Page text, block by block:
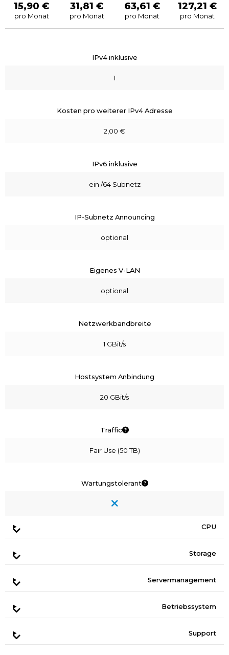
15,90 €
pro Monat
31,81 €
pro Monat
63,61 €
pro Monat
127,21 €
pro Monat
IPv4 inklusive
1
Kosten pro weiterer IPv4 Adresse
2,00 €
IPv6 inklusive
ein /64 Subnetz
IP-Subnetz Announcing
optional
Eigenes V-LAN
optional
Netzwerkbandbreite
1 GBit/s
Hostsystem Anbindung
20 GBit/s
Traffic
Fair Use (50 TB)
Wartungstolerant
CPU
Storage
Servermanagement
Betriebssystem
Support